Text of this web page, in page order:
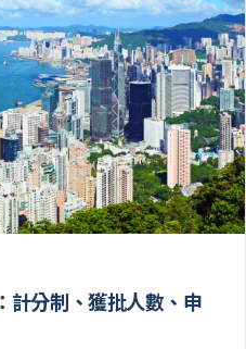
分制、獲批人數、申